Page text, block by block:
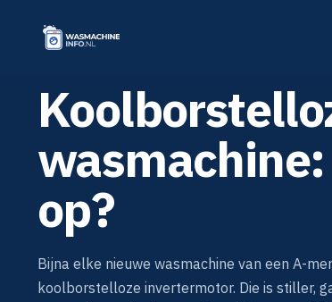
op?
Bijna elke nieuwe wasmachine van een A-
koolborstelloze invertermotor. Die is stiller,